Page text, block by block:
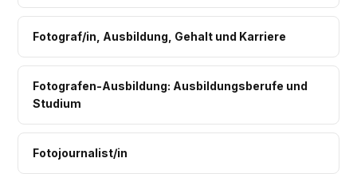
Fotograf/in, Ausbildung, Gehalt und Karriere
Fotografen-Ausbildung: Ausbildungsberufe und
Studium
Fotojournalist/in